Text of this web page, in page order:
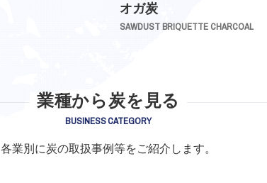
オガ炭
SAWDUST BRIQUETTE CHARCOAL
業種から炭を見る
BUSINESS CATEGORY
各業別に炭の取扱事例等をご紹介します。